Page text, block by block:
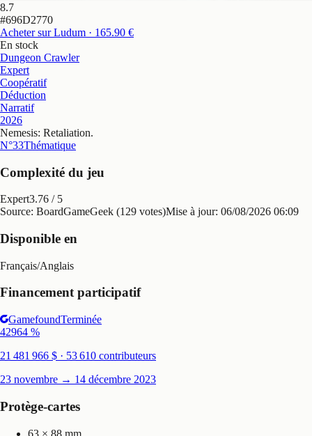
8.7
#696D2770
Acheter sur Ludum · 165.90 €
En stock
Dungeon Crawler
Expert
Coopératif
Déduction
Narratif
2026
Nemesis: Retaliation.
N°33Thématique
Complexité du jeu
Expert3.76 / 5
Source: BoardGameGeek (129 votes)Mise à jour: 06/08/2026 06:09
Disponible en
Français/Anglais
Financement participatif
GamefoundTerminée
42964 %
21 481 966 $ · 53 610 contributeurs
23 novembre → 14 décembre 2023
Protège-cartes
63 × 88 mm